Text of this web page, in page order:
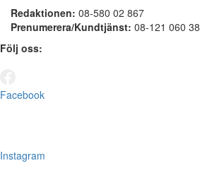
Redaktionen: 08-580 02 867
Prenumerera/Kundtjänst: 08-121 060 38
Följ oss:
Facebook
Instagram